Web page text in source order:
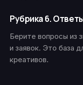
Рубрика 6.
Берите вопросы из
и заявок. Это база
креативов.